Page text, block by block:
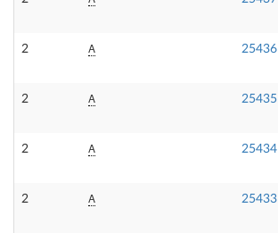
2 A 25436
2 A 25435
2 A 25434
2 A 25433